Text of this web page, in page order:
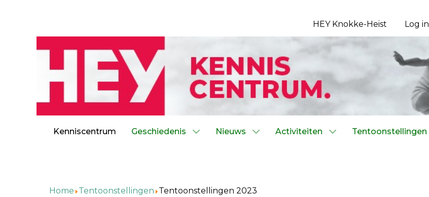
HEY Knokke-Heist Log in
Kenniscentrum Geschiedenis Nieuws Activiteiten Tentoonstellingen
Home Tentoonstellingen Tentoonstellingen 2023